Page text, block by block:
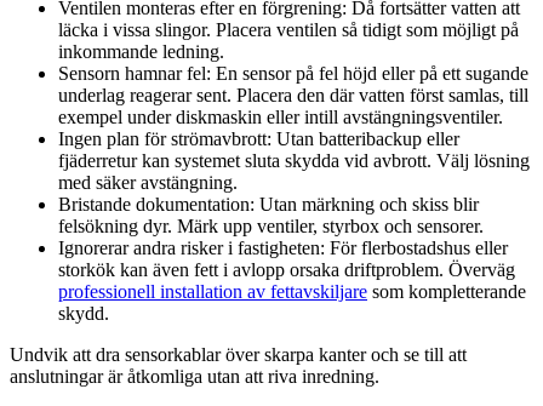
Ventilen monteras efter en förgrening: Då fortsätter vatten att
läcka i vissa slingor. Placera ventilen så tidigt som möjligt på
inkommande ledning.
Sensorn hamnar fel: En sensor på fel höjd eller på ett sugande
underlag reagerar sent. Placera den där vatten först samlas, till
exempel under diskmaskin eller intill avstängningsventiler.
Ingen plan för strömavbrott: Utan batteribackup eller
fjäderretur kan systemet sluta skydda vid avbrott. Välj lösning
med säker avstängning.
Bristande dokumentation: Utan märkning och skiss blir
felsökning dyr. Märk upp ventiler, styrbox och sensorer.
Ignorerar andra risker i fastigheten: För flerbostadshus eller
storkök kan även fett i avlopp orsaka driftproblem. Överväg
professionell installation av fettavskiljare som kompletterande
skydd.
Undvik att dra sensorkablar över skarpa kanter och se till att
anslutningar är åtkomliga utan att riva inredning.